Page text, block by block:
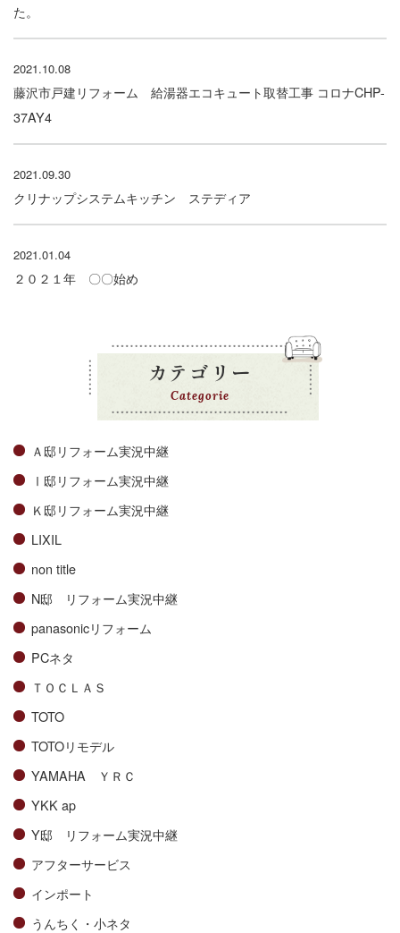
た。
2021.10.08
藤沢市戸建リフォーム 給湯器エコキュート取替工事 コロナCHP-
37AY4
2021.09.30
クリナップシステムキッチン ステディア
2021.01.04
２０２１年 〇〇始め
カテゴリー
Categorie
Ａ邸リフォーム実況中継
Ⅰ邸リフォーム実況中継
Ｋ邸リフォーム実況中継
LIXIL
non title
N邸 リフォーム実況中継
panasonicリフォーム
PCネタ
ＴＯＣＬＡＳ
TOTO
TOTOリモデル
YAMAHA ＹＲＣ
YKK ap
Y邸 リフォーム実況中継
アフターサービス
インポート
うんちく・小ネタ